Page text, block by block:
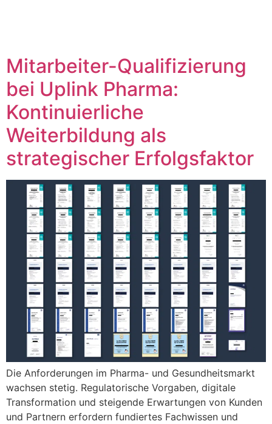
Mitarbeiter-Qualifizierung
bei Uplink Pharma:
Kontinuierliche
Weiterbildung als
strategischer Erfolgsfaktor
Die Anforderungen im Pharma- und Gesundheitsmarkt
wachsen stetig. Regulatorische Vorgaben, digitale
Transformation und steigende Erwartungen von Kunden
und Partnern erfordern fundiertes Fachwissen und